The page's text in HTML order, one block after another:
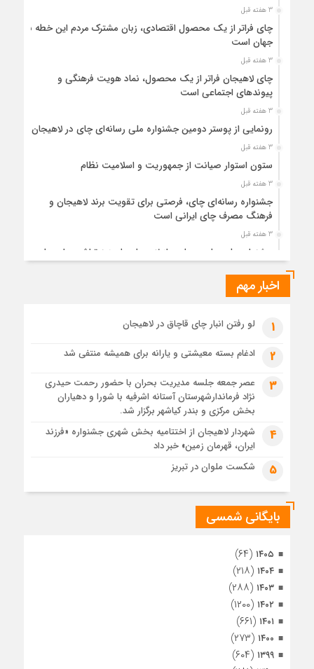
3 هفته قبل
چای فراتر از یک محصول اقتصادی، زبان مشترک مردم این خطه با
جهان است
3 هفته قبل
چای لاهیجان فراتر از یک محصول، نماد هویت فرهنگی و
پیوندهای اجتماعی است
3 هفته قبل
رونمایی از پوستر دومین جشنواره ملی رسانه‌ای چای در لاهیجان
3 هفته قبل
ستون استوار صیانت از جمهوریت و اسلامیت نظام
3 هفته قبل
جشنواره رسانه‌ای چای، فرصتی برای تقویت برند لاهیجان و
فرهنگ مصرف چای ایرانی است
3 هفته قبل
جشنواره ملی چای، حمایت از لاهیجان یا هزینه‌تراشی برای چای
ایرانی!؟
1 ماه قبل
1 ماه قبل
رئوف
تصاویر هوایی مراسم تشییع پیکر مطهر آقای شهید ایران – مشهد
مراسم تشییع پیکر مطهر آقای شهید ایران – مشهد
تصاویری از تراکم جمعیت حاضر در میدان ثورهالعشرین نجف
اشرف
اخبار مهم
1 لو رفتن انبار چای قاچاق در لاهیجان
2 ادغام بسته معیشتی و یارانه برای همیشه منتفی شد
3
عصر جمعه جلسه مدیریت بحران با حضور رحمت حیدری
نژاد فرماندارشهرستان آستانه اشرفیه با شورا و دهیاران
بخش مرکزی و بندر کیاشهر برگزار شد.
4
شهردار لاهیجان از اختتامیه بخش شهری جشنواره «فرزند
ایران، قهرمان زمین» خبر داد
5 شکست ملوان در تبریز
بایگانی شمسی
۱۴۰۵ (۶۴)
۱۴۰۴ (۲۱۸)
۱۴۰۳ (۲۸۸)
۱۴۰۲ (۱۲۰۰)
۱۴۰۱ (۶۶۱)
۱۴۰۰ (۲۷۳)
۱۳۹۹ (۶۰۴)